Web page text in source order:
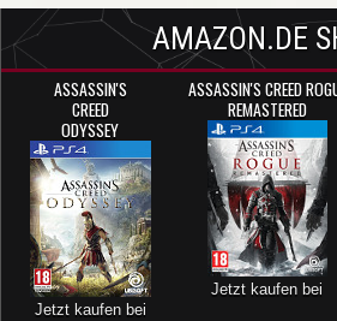
AMAZON.DE
ASSASSIN'S
CREED
ODYSSEY
Jetzt kaufen bei
ASSASSIN'S CREED
REMASTERED
Jetzt kaufen bei